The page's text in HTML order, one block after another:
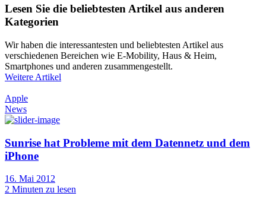
Lesen Sie die beliebtesten Artikel aus anderen
Kategorien
Wir haben die interessantesten und beliebtesten Artikel aus
verschiedenen Bereichen wie E-Mobility, Haus & Heim,
Smartphones und anderen zusammengestellt.
Weitere Artikel
Apple
News
Sunrise hat Probleme mit dem Datennetz und dem
iPhone
16. Mai 2012
2 Minuten zu lesen